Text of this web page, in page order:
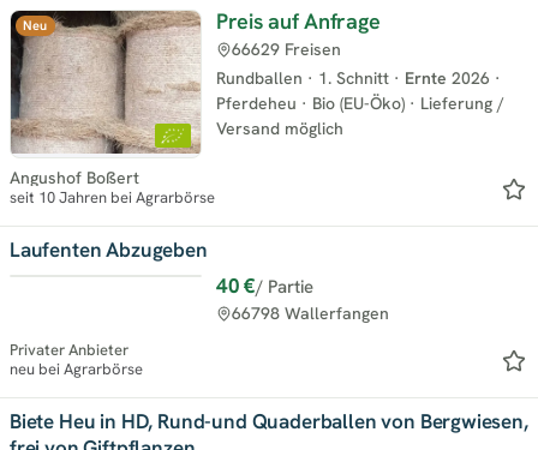
Neu Preis auf Anfrage
Rundballen · 1. Schnitt · Ernte 2026 ·
Pferdeheu · Bio (EU-Öko) · Lieferung /
Versand möglich
66629 Freisen
Angushof Boßert
seit 10 Jahren bei Agrarbörse
Laufenten Abzugeben
40 €/ Partie
66798 Wallerfangen
Privater Anbieter
neu bei Agrarbörse
Biete Heu in HD, Rund-und Quaderballen von Bergwiesen,